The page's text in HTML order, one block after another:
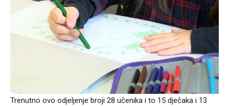
Trenutno ovo odjeljenje broji 28 učenika i to 15 dječaka i 13